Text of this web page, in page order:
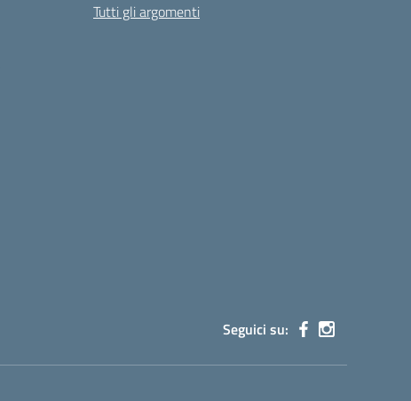
Tutti gli argomenti
Seguici su: